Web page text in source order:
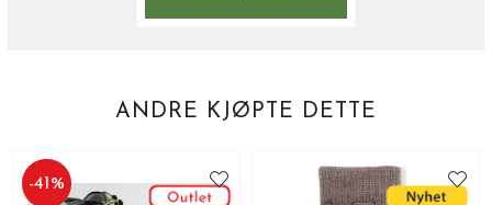
ANDRE KJØPTE DETTE
-41 %